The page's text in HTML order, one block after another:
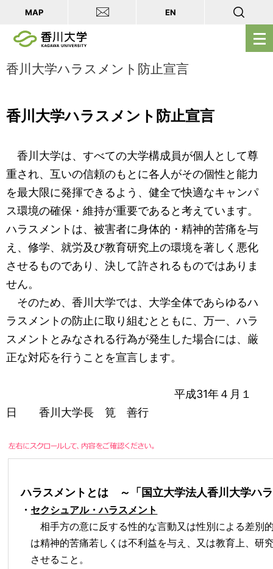
メ
ニ
MAP EN
香川大学ハラスメント防止宣言
香川大学ハラスメント防止宣言
香川大学は、すべての大学構成員が個人として尊
重され、互いの信頼のもとに各人がその個性と能力
を最大限に発揮できるよう、健全で快適なキャンパ
ス環境の確保・維持が重要であると考えています。
ハラスメントは、被害者に身体的・精神的苦痛を与
え、修学、就労及び教育研究上の環境を著しく悪化
させるものであり、決して許されるものではありま
せん。
そのため、香川大学では、大学全体であらゆるハ
ラスメントの防止に取り組むとともに、万一、ハラ
スメントとみなされる行為が発生した場合には、厳
正な対応を行うことを宣言します。
平成31年４月１
日 香川大学長 筧 善行
ハラスメントとは ～「国立大学法人香川大学ハ
・ セクシュアル・ハラスメント
相手方の意に反する性的な言動又は性別による差別
は精神的苦痛若しく は不利益を与え、又は教育上、研
させること。